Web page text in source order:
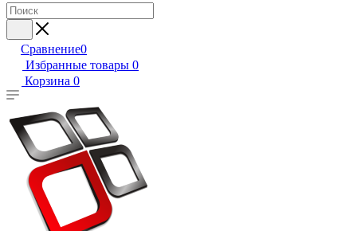
Сравнение0
Избранные товары 0
Корзина 0